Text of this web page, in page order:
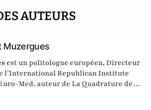
AUTEURS
Muzergues
est un politologue européen, Directeur
l’International Republican Institute
Med, auteur de La Quadrature des
belge)
de l'Eau).